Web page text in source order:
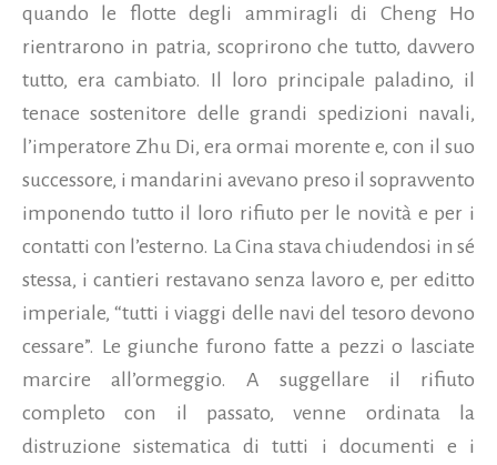
quando le flotte degli ammiragli di Cheng Ho
rientrarono in patria, scoprirono che tutto, davvero
tutto, era cambiato. Il loro principale paladino, il
tenace sostenitore delle grandi spedizioni navali,
l’imperatore Zhu Di, era ormai morente e, con il suo
successore, i mandarini avevano preso il sopravvento
imponendo tutto il loro rifiuto per le novità e per i
contatti con l’esterno. La Cina stava chiudendosi in sé
stessa, i cantieri restavano senza lavoro e, per editto
imperiale, “tutti i viaggi delle navi del tesoro devono
cessare”. Le giunche furono fatte a pezzi o lasciate
marcire all’ormeggio. A suggellare il rifiuto
completo con il passato, venne ordinata la
distruzione sistematica di tutti i documenti e i